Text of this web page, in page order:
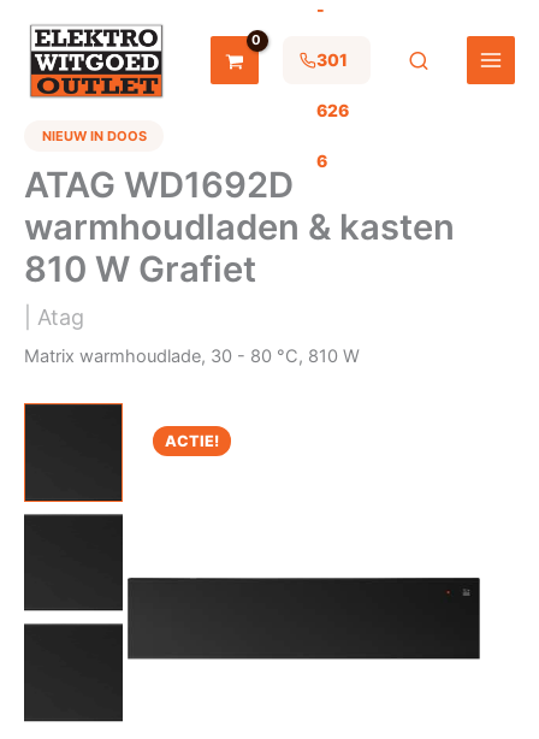
inhoud
-
301
626
6
NIEUW IN DOOS
ATAG WD1692D
warmhoudladen & kasten
810 W Grafiet
| Atag
Matrix warmhoudlade, 30 - 80 °C, 810 W
ACTIE!